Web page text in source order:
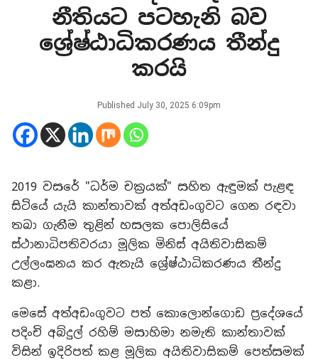
නීතියට පටහැනි බව
ශ්‍රේෂ්ඨාධිකරණය තීන්දු
කරයි
Published July 30, 2025 6:09pm
2019 වසරේ "ධර්ම චක්‍රයක්" සහිත ඇඳුමක් පැළඳ
සිටියේ යැයි කාන්තාවක් අත්අඩංගුවට ගෙන රඳවා
තබා ගැනීම තුළින් හසලක පොලිසියේ
ස්ථානාධිපතිවරයා මූලික මිනිස් අයිතිවාසිකම්
උල්ලංඝනය කර ඇතැයි ශ්‍රේෂ්ඨාධිකරණය තීන්දු
කළා.
මෙසේ අත්අඩංගුවට පත් කොලොන්ගොඩ ප්‍රදේශයේ
පදිංචි අබ්දුල් රහිම් මසාහිමා නමැති කාන්තාවක්
විසින් ඉදිරිපත් කළ මූලික අයිතිවාසිකම් පෙත්සමක්